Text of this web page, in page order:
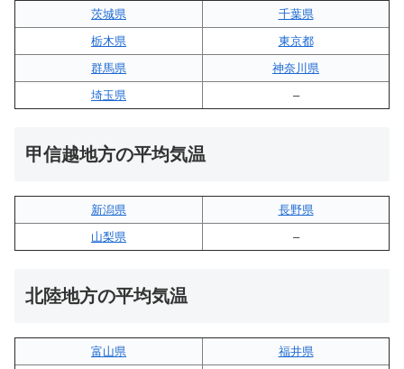
茨城県
千葉県
栃木県
東京都
群馬県
神奈川県
埼玉県
–
甲信越地方の平均気温
新潟県
長野県
山梨県
–
北陸地方の平均気温
富山県
福井県